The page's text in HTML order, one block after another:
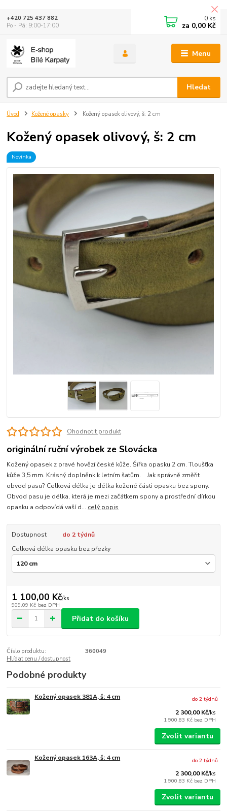
Menu
Hledat
+420 725 437 882
Po - Pá: 9:00-17:00
0 ks
za 0,00 Kč
Úvod Kožené opasky Kožený opasek olivový, š: 2 cm
Kožený opasek olivový, š: 2 cm
Novinka
Ohodnotit produkt
originální ruční výrobek ze Slovácka
Kožený opasek z pravé hovězí české kůže. Šířka opasku 2 cm. Tloušťka
kůže 3,5 mm. Krásný doplněnk k letním šatům. Jak správně změřit
obvod pasu? Celková délka je délka kožené části opasku bez spony.
Obvod pasu je délka, která je mezi začátkem spony a prostřední dírkou
opasku a odpovídá vaší d... celý popis
Dostupnost
do 2 týdnů
Celková délka opasku bez přezky
1 100,00 Kč/ks
909,09 Kč bez DPH
Přidat do košíku
Číslo produktu:
360049
Hlídat cenu / dostupnost
Podobné produkty
Kožený opasek 381A, š: 4 cm
2 300,00 Kč/ks
1 900,83 Kč bez DPH
do 2 týdnů
Zvolit variantu
Kožený opasek 163A, š: 4 cm
2 300,00 Kč/ks
1 900,83 Kč bez DPH
do 2 týdnů
Zvolit variantu